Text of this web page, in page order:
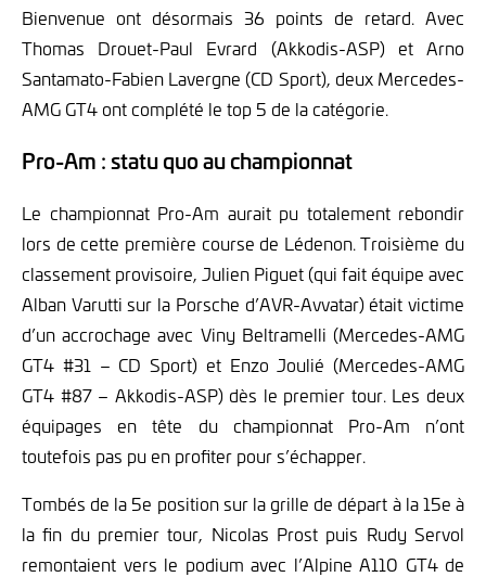
Bienvenue ont désormais 36 points de retard. Avec
Thomas Drouet-Paul Evrard (Akkodis-ASP) et Arno
Santamato-Fabien Lavergne (CD Sport), deux Mercedes-
AMG GT4 ont complété le top 5 de la catégorie.
Pro-Am : statu quo au championnat
Le championnat Pro-Am aurait pu totalement rebondir
lors de cette première course de Lédenon. Troisième du
classement provisoire, Julien Piguet (qui fait équipe avec
Alban Varutti sur la Porsche d’AVR-Avvatar) était victime
d’un accrochage avec Viny Beltramelli (Mercedes-AMG
GT4 #31 – CD Sport) et Enzo Joulié (Mercedes-AMG
GT4 #87 – Akkodis-ASP) dès le premier tour. Les deux
équipages en tête du championnat Pro-Am n’ont
toutefois pas pu en profiter pour s’échapper.
Tombés de la 5e position sur la grille de départ à la 15e à
la fin du premier tour, Nicolas Prost puis Rudy Servol
remontaient vers le podium avec l’Alpine A110 GT4 de